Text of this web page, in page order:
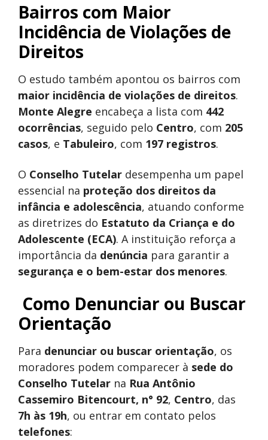
Bairros com Maior
Incidência de Violações de
Direitos
O estudo também apontou os bairros com
maior incidência de violações de direitos.
Monte Alegre encabeça a lista com 442
ocorrências, seguido pelo Centro, com 205
casos, e Tabuleiro, com 197 registros.
O Conselho Tutelar desempenha um papel
essencial na proteção dos direitos da
infância e adolescência, atuando conforme
as diretrizes do Estatuto da Criança e do
Adolescente (ECA). A instituição reforça a
importância da denúncia para garantir a
segurança e o bem-estar dos menores.
Como Denunciar ou Buscar
Orientação
Para denunciar ou buscar orientação, os
moradores podem comparecer à sede do
Conselho Tutelar na Rua Antônio
Cassemiro Bitencourt, n° 92, Centro, das
7h às 19h, ou entrar em contato pelos
telefones: